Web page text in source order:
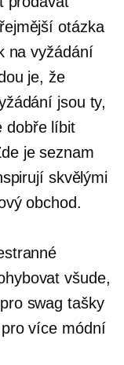
otázka
na vyžádání
je, že
jsou ty,
dobře líbit
je seznam
skvělými
obchod.
všude,
swag tašky
více módní